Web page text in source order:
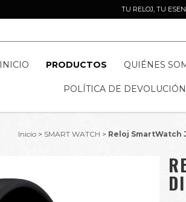
TU RELOJ, TU
INICIO PRODUCTOS QUIÉNES
POLÍTICA DE
Inicio > SMART WATCH > Reloj SmartWatch